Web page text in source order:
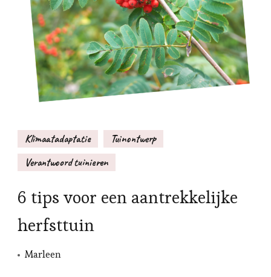
Klimaatadaptatie
Tuinontwerp
Verantwoord tuinieren
6 tips voor een aantrekkelijke
herfsttuin
Marleen